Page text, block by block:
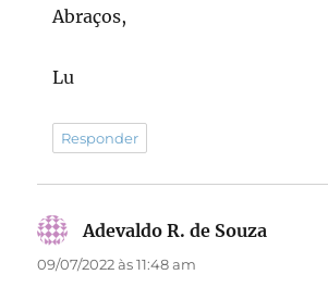
Abraços,
Lu
Responder
Adevaldo R. de Souza
09/07/2022 às 11:48 am